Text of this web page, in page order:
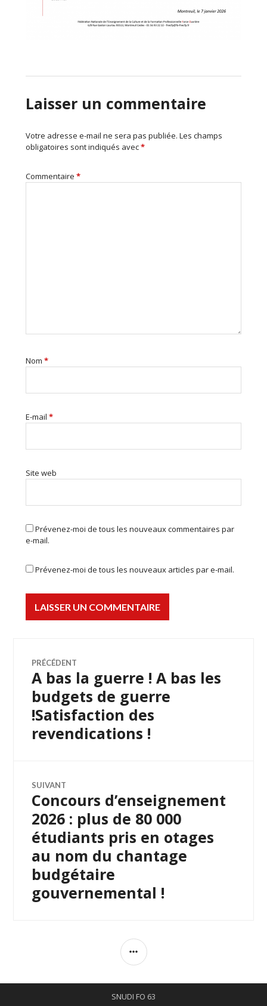
Laisser un commentaire
Votre adresse e-mail ne sera pas publiée. Les champs
obligatoires sont indiqués avec*
Commentaire *
Nom *
E-mail *
Site web
Prévenez-moi de tous les nouveaux commentaires par
e-mail.
Prévenez-moi de tous les nouveaux articles par e-mail.
Navigation
de
l’article
PRÉCÉDENT
Article
précédent :
A bas la guerre ! A bas les
budgets de guerre
!Satisfaction des
revendications !
SUIVANT
Article
Suivant:
Concours d’enseignement
2026 : plus de 80 000
étudiants pris en otages
au nom du chantage
budgétaire
gouvernemental !
COLONNE
SNUDI FO 63